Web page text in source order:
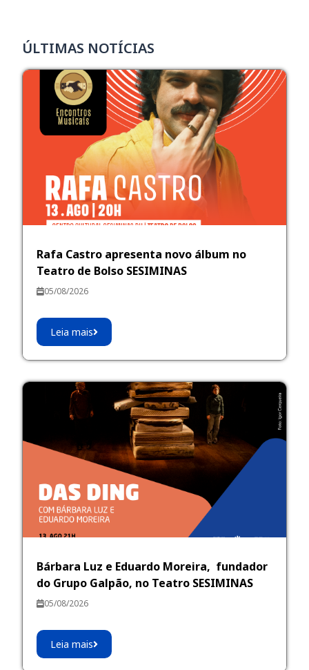
ÚLTIMAS NOTÍCIAS
Rafa Castro apresenta novo álbum no
Teatro de Bolso SESIMINAS
05/08/2026
Leia mais
Bárbara Luz e Eduardo Moreira, fundador
do Grupo Galpão, no Teatro SESIMINAS
05/08/2026
Leia mais